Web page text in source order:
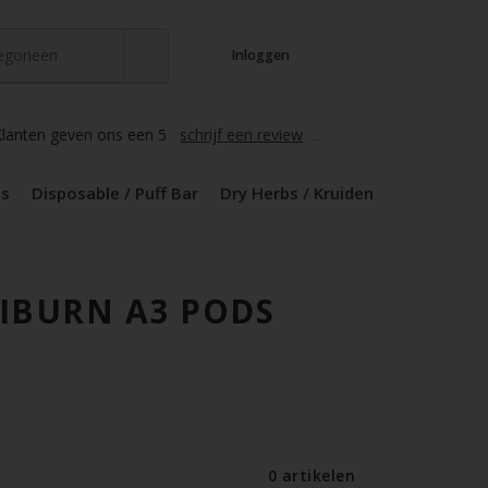
Inloggen
geven ons een 5 schrijf een review
Disposable / Puff Bar Dry Herbs / Kruiden
A3 PODS
0 artikelen